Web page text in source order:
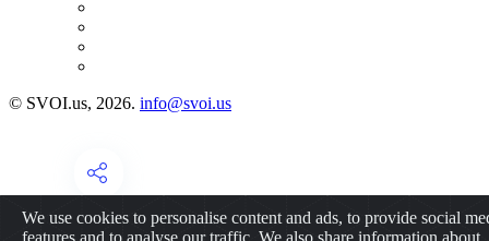
© SVOI.us, 2026. info@svoi.us
We use cookies to personalise content and ads, to provide social
features and to analyse our traffic. We also share information about